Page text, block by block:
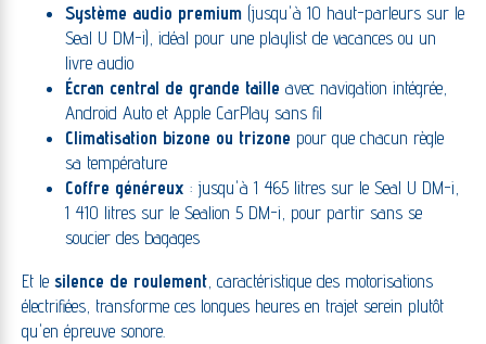
Système audio premium (jusqu'à 10 haut-parleurs sur le
Seal U DM-i), idéal pour une playlist de vacances ou un
livre audio
Écran central de grande taille avec navigation intégrée,
Android Auto et Apple CarPlay sans fil
Climatisation bizone ou trizone pour que chacun règle
sa température
Coffre généreux : jusqu'à 1 465 litres sur le Seal U DM-i,
1 410 litres sur le Sealion 5 DM-i, pour partir sans se
soucier des bagages
Et le silence de roulement , caractéristique des motorisations
électrifiées, transforme ces longues heures en trajet serein plutôt
qu'en épreuve sonore.